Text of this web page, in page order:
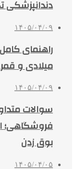
۱۴۰۵/۰۴/۰۹
راهنمای
میلادی و
۱۴۰۵/۰۴/۰۹
سوالات
فروشگاهی؛
بوق زدن
۱۴۰۵/۰۴/۰۵